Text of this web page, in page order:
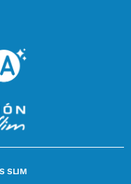
SLIM